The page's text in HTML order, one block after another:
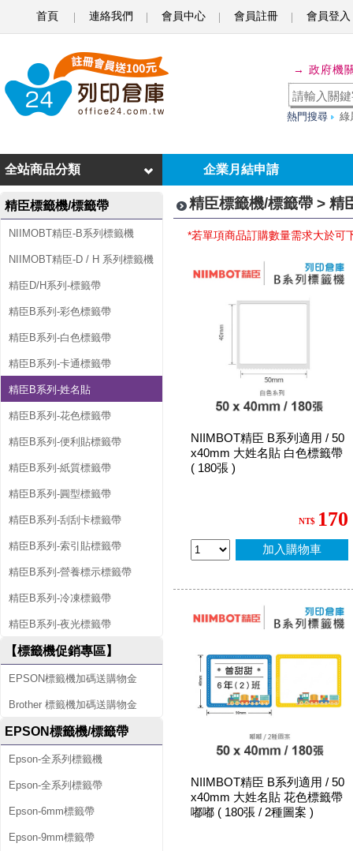
首頁 連絡我們 會員中心 會員註冊 會員登入
臣
B
列
-
姓
名
貼
→ 政府機
熱門搜尋 綠
企業月結申請
全站商品分類
精臣標籤機/標籤帶
NIIMOBT精臣-B系列標籤機
NIIMOBT精臣-D / H 系列標籤機
精臣D/H系列-標籤帶
精臣B系列-彩色標籤帶
精臣B系列-白色標籤帶
精臣B系列-卡通標籤帶
精臣B系列-姓名貼
精臣B系列-花色標籤帶
精臣B系列-便利貼標籤帶
精臣B系列-紙質標籤帶
精臣B系列-圓型標籤帶
精臣B系列-刮刮卡標籤帶
精臣B系列-索引貼標籤帶
精臣B系列-營養標示標籤帶
精臣B系列-冷凍標籤帶
精臣B系列-夜光標籤帶
【標籤機促銷專區】
EPSON標籤機加碼送購物金
Brother 標籤機加碼送購物金
EPSON標籤機/標籤帶
Epson-全系列標籤機
Epson-全系列標籤帶
Epson-6mm標籤帶
Epson-9mm標籤帶
精臣標籤機/標籤帶 > 精
*若單項商品訂購數量需求大於可
NIIMBOT精臣 B系列適用 / 50
x40mm 大姓名貼 白色標籤帶
( 180張 )
NT$ 170
加入購物車
NIIMBOT精臣 B系列適用 / 50
x40mm 大姓名貼 花色標籤帶
嘟嘟 ( 180張 / 2種圖案 )